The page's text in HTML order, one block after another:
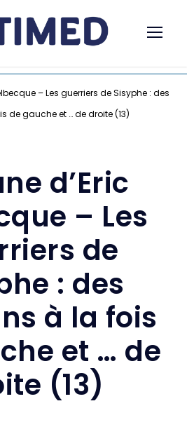
– Les guerriers de Sisyphe : des
de gauche et … de droite (13)
d’Eric
– Les
de
: des
à la fois
et … de
(13)